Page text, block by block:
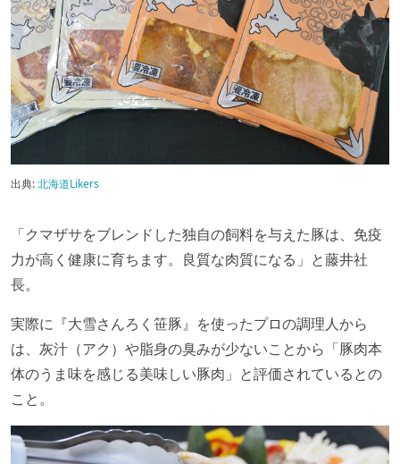
出典:北海道Likers
「クマザサをブレンドした独自の飼料を与えた豚は、免疫
力が高く健康に育ちます。良質な肉質になる」と藤井社
長。
実際に『大雪さんろく笹豚』を使ったプロの調理人から
は、灰汁（アク）や脂身の臭みが少ないことから「豚肉本
体のうま味を感じる美味しい豚肉」と評価されているとの
こと。